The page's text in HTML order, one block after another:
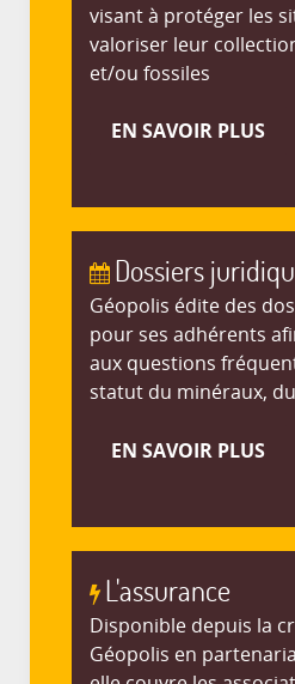
visant à protéger les
valoriser leur
et/ou fossiles
EN SAVOIR PLUS
Dossiers
Géopolis édite des
pour ses adhérents
aux questions
statut du minéraux,
EN SAVOIR PLUS
L'assurance
Disponible depuis la
Géopolis en